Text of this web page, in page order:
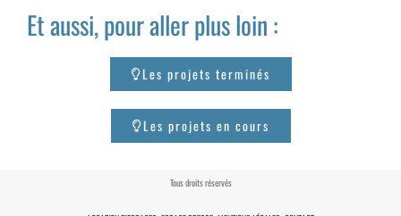
Et aussi, pour aller plus loin :
Les projets terminés
Les projets en cours
Tous droits réservés